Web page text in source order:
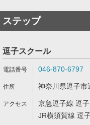
ステップ
逗子スクール
046-870-6797
神奈川県逗子
京急逗子線 逗
JR横須賀線 逗